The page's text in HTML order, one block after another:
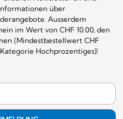
über
Ausserdem
im Wert von CHF 10.00, den
(Mindestbestellwert CHF
Hochprozentiges)!